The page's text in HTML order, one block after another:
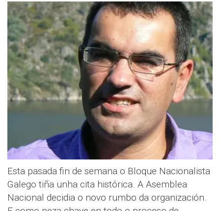
Esta pasada fin de semana o Bloque Nacionalista
Galego tiña unha cita histórica. A Asemblea
Nacional decidia o novo rumbo da organización.